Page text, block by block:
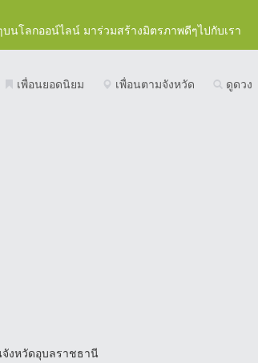
นโลกออน์ไลน์ มาร่วมสร้างมิตรภาพดีๆไปกับเรา
เพื่อนยอดนิยม เพื่อนตามจังหวัด ดูดวง
จังหวัดอุบลราชธานี